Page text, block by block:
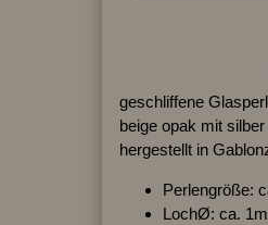
geschliffene
beige opak mit silber
hergestellt in
Perlengröße:
LochØ: ca.